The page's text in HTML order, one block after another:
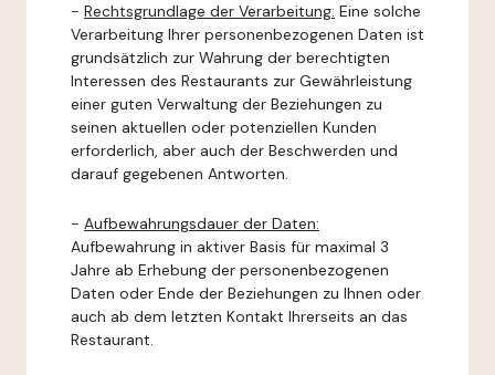
- Rechtsgrundlage der Verarbeitung: Eine solche
Verarbeitung Ihrer personenbezogenen Daten ist
grundsätzlich zur Wahrung der berechtigten
Interessen des Restaurants zur Gewährleistung
einer guten Verwaltung der Beziehungen zu
seinen aktuellen oder potenziellen Kunden
erforderlich, aber auch der Beschwerden und
darauf gegebenen Antworten.
- Aufbewahrungsdauer der Daten:
Aufbewahrung in aktiver Basis für maximal 3
Jahre ab Erhebung der personenbezogenen
Daten oder Ende der Beziehungen zu Ihnen oder
auch ab dem letzten Kontakt Ihrerseits an das
Restaurant.